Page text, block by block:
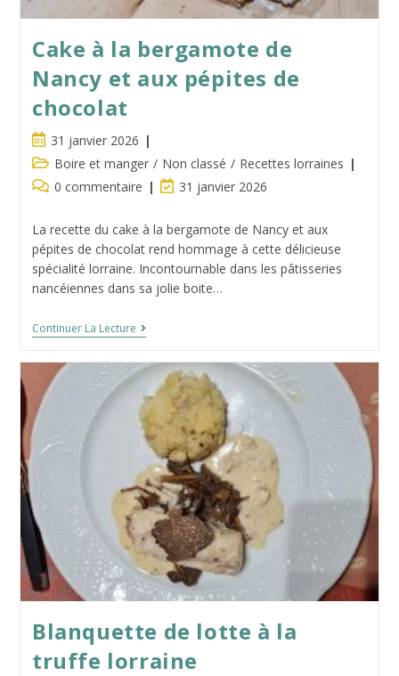
Cake à la bergamote de
Nancy et aux pépites de
chocolat
Publication
publiée :
31 janvier 2026
Post
category:
Boire et manger / Non classé / Recettes lorraines
Commentaires
la
publication :
0 commentaire
Dernière
de
publication :
31 janvier 2026
La recette du cake à la bergamote de Nancy et aux
pépites de chocolat rend hommage à cette délicieuse
spécialité lorraine. Incontournable dans les pâtisseries
nancéiennes dans sa jolie boite…
Continuer La LectureCake
À
Bergamote
Nancy
Et
Aux
Pépites
De
Chocolat
Blanquette de lotte à la
truffe lorraine